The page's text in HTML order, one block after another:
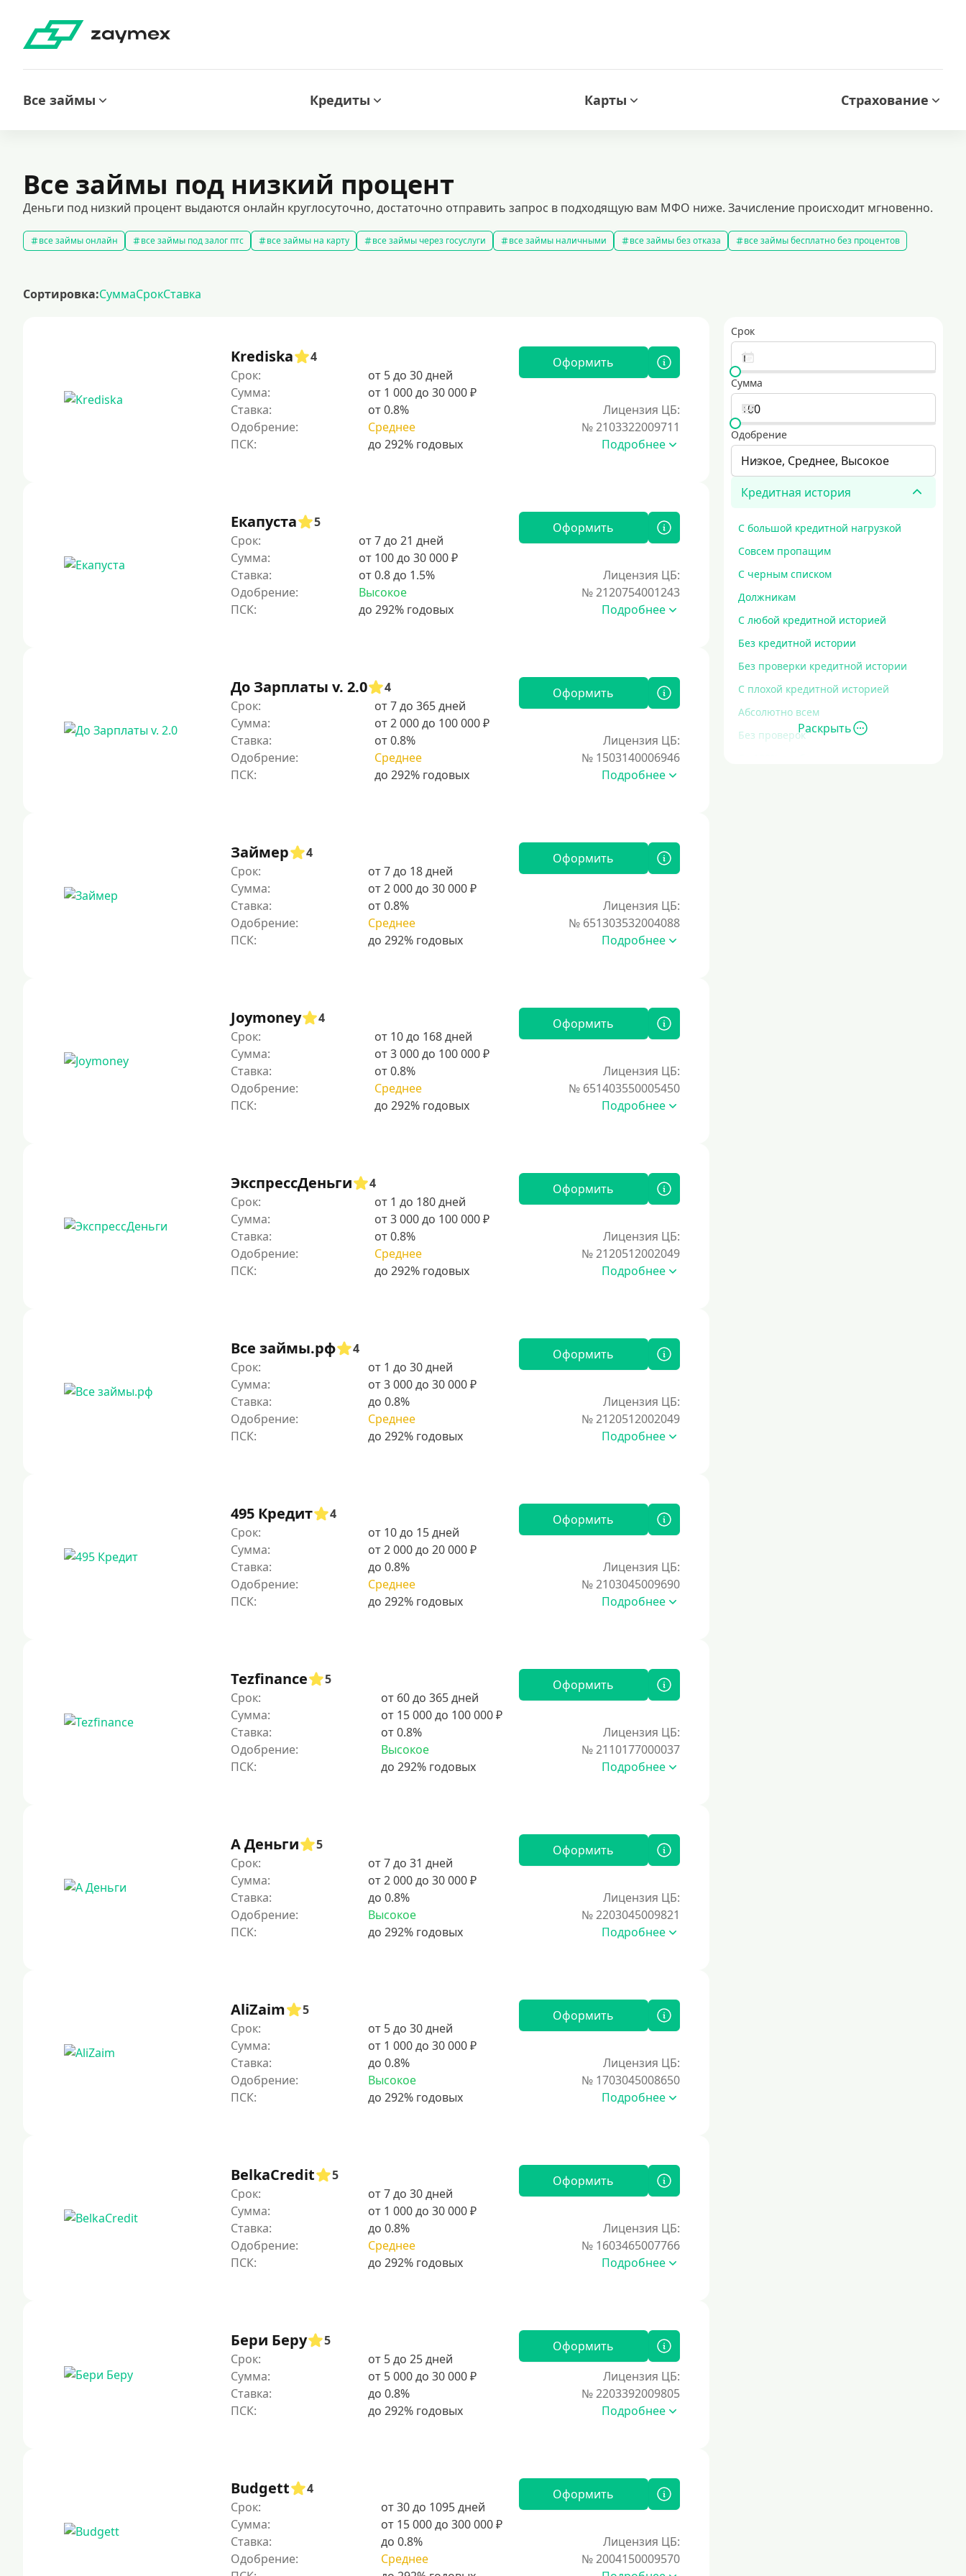
Все займы Кредиты Карты Страхование
Все займы под низкий процент
Деньги под низкий процент выдаются онлайн круглосуточно, достаточно отправить запрос в подходящую вам МФО ниже. Зачисление происходит мгновенно.
все займы онлайн все займы под залог птс все займы на карту все займы через госуслуги все займы наличными все займы без отказа
все займы бесплатно без процентов
рефинансирование займов
калькулятор займов
Сортировка:СуммаСрокСтавка
Срок
Сумма
Одобрение
Низкое, Среднее, Высокое
Кредитная история
С большой кредитной нагрузкой
Совсем пропащим
С черным списком
Должникам
С любой кредитной историей
Без кредитной истории
Без проверки кредитной истории
С плохой кредитной историей
Абсолютно всем
Без проверокРаскрыть
Krediska
4
Срок:
от 5 до 30 дней
Сумма:
от 1 000 до 30 000 ₽
Ставка:
от 0.8%
Одобрение:
Среднее
Оформить
Лицензия ЦБ:
№ 2103322009711
Подробнее
Екапуста
5
Срок:
от 7 до 21 дней
Сумма:
от 100 до 30 000 ₽
Ставка:
от 0.8 до 1.5%
Одобрение:
Высокое
Оформить
Лицензия ЦБ:
№ 2120754001243
Подробнее
До Зарплаты v. 2.0
4
Срок:
от 7 до 365 дней
Сумма:
от 2 000 до 100 000 ₽
Ставка:
от 0.8%
Одобрение:
Среднее
Оформить
Лицензия ЦБ:
№ 1503140006946
Подробнее
Займер
4
Срок:
от 7 до 18 дней
Сумма:
от 2 000 до 30 000 ₽
Ставка:
от 0.8%
Одобрение:
Среднее
Оформить
Лицензия ЦБ:
№ 651303532004088
Подробнее
Joymoney
4
Срок:
от 10 до 168 дней
Сумма:
от 3 000 до 100 000 ₽
Ставка:
от 0.8%
Одобрение:
Среднее
Оформить
Лицензия ЦБ:
№ 651403550005450
Подробнее
ЭкспрессДеньги
4
Срок:
от 1 до 180 дней
Сумма:
от 3 000 до 100 000 ₽
Ставка:
от 0.8%
Одобрение:
Среднее
Оформить
Лицензия ЦБ:
№ 2120512002049
Подробнее
Все займы.рф
4
Срок:
от 1 до 30 дней
Сумма:
от 3 000 до 30 000 ₽
Ставка:
до 0.8%
Одобрение:
Среднее
Оформить
Лицензия ЦБ:
№ 2120512002049
Подробнее
495 Кредит
4
Срок:
от 10 до 15 дней
Сумма:
от 2 000 до 20 000 ₽
Ставка:
до 0.8%
Одобрение:
Среднее
Оформить
Лицензия ЦБ:
№ 2103045009690
Подробнее
Tezfinance
5
Срок:
от 60 до 365 дней
Сумма:
от 15 000 до 100 000 ₽
Ставка:
от 0.8%
Одобрение:
Высокое
Оформить
Лицензия ЦБ:
№ 2110177000037
Подробнее
А Деньги
5
Срок:
от 7 до 31 дней
Сумма:
от 2 000 до 30 000 ₽
Ставка:
до 0.8%
Одобрение:
Высокое
Оформить
Лицензия ЦБ:
№ 2203045009821
Подробнее
AliZaim
5
Срок:
от 5 до 30 дней
Сумма:
от 1 000 до 30 000 ₽
Ставка:
до 0.8%
Одобрение:
Высокое
Оформить
Лицензия ЦБ:
№ 1703045008650
Подробнее
BelkaCredit
5
Срок:
от 7 до 30 дней
Сумма:
от 1 000 до 30 000 ₽
Ставка:
до 0.8%
Одобрение:
Среднее
Оформить
Лицензия ЦБ:
№ 1603465007766
Подробнее
Бери Беру
5
Срок:
от 5 до 25 дней
Сумма:
от 5 000 до 30 000 ₽
Ставка:
до 0.8%
Оформить
Лицензия ЦБ:
№ 2203392009805
Подробнее
Budgett
4
Срок:
от 30 до 1095 дней
Сумма:
от 15 000 до 300 000 ₽
Ставка:
до 0.8%
Одобрение:
Среднее
Оформить
Лицензия ЦБ:
№ 2004150009570